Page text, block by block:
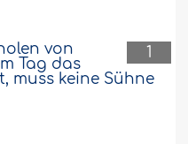
1
von
Tag das
muss keine Sühne